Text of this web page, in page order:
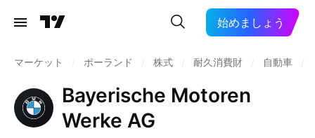
始めましょう
マーケット ポーランド 株式 耐久消費財 自動車
Bayerische Motoren
Werke AG